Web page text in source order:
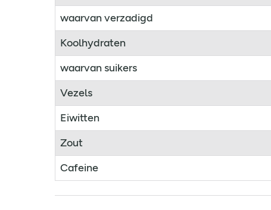
waarvan verzadigd
Koolhydraten
waarvan suikers
Vezels
Eiwitten
Zout
Cafeine